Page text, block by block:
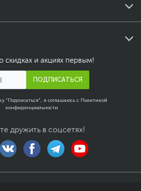
скидках и акциях первым!
ПОДПИСАТЬСЯ
"Подписаться", я соглашаюсь с Политикой
конфиденциальности
дружить в соцсетях!